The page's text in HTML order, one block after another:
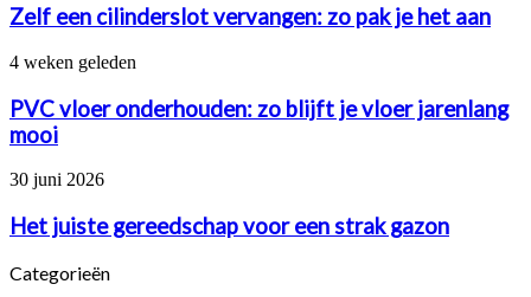
van
cilinderslot
vervangen:
zo
pak
je
het
aan
Zelf een cilinderslot vervangen: zo pak je het aan
PVC
onderhouden:
zo
blijft
vloer
mooi
4 weken geleden
PVC vloer onderhouden: zo blijft je vloer jarenlang
mooi
Het
gereedschap
voor
een
strak
30 juni 2026
Het juiste gereedschap voor een strak gazon
Categorieën